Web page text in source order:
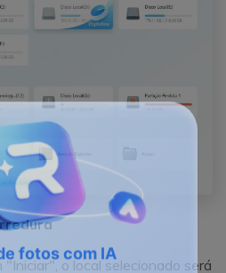
o local selecionado será